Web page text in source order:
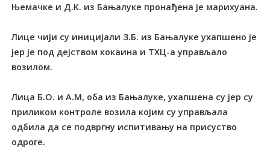
Њемачке и Д.К. из Бањалуке пронађена је марихуана.
Лице чији су иницијали З.Б. из Бањалуке ухапшено је
јер је под дејством кокаина и ТХЦ-а управљало
возилом.
Лица Б.О. и А.М, оба из Бањалуке, ухапшена су јер су
приликом контроле возила којим су управљала
одбила да се подвргну испитивању на присуство
одроге.